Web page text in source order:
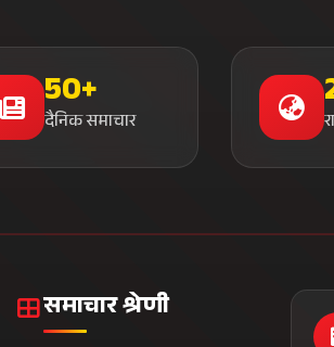
50+
दैनिक समाचार
समाचार श्रेणी